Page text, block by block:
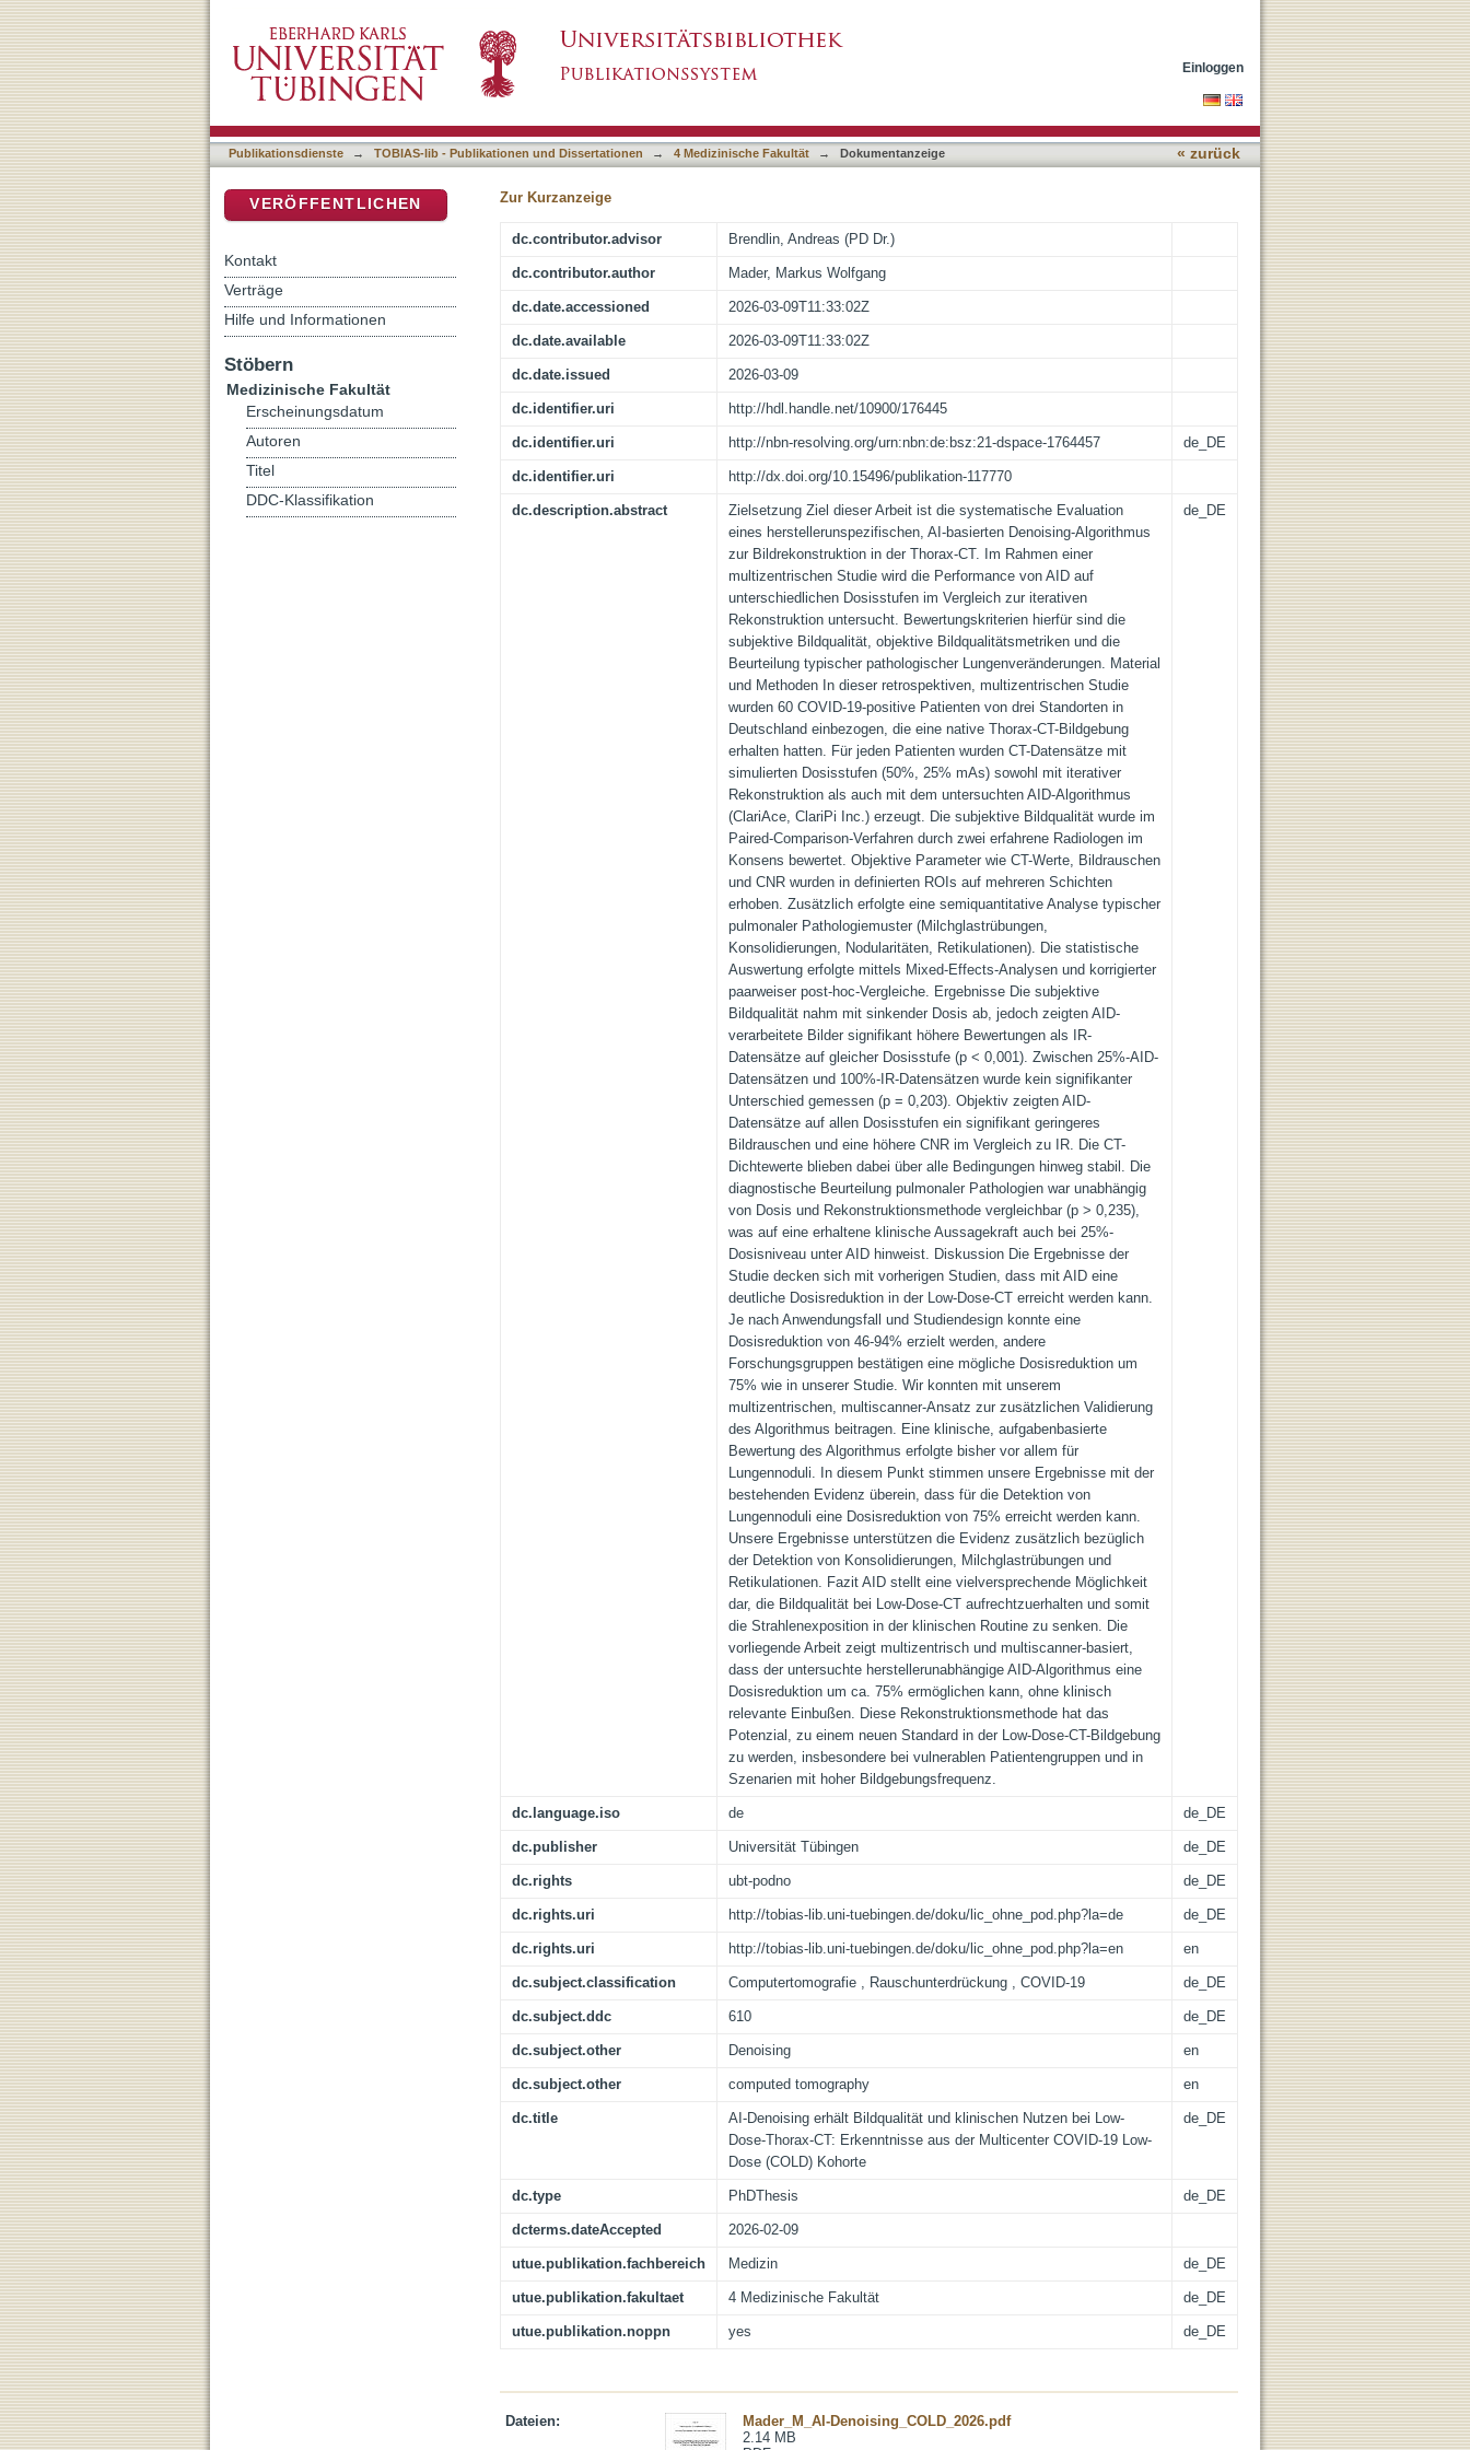
der Multicenter COVID-19 Low-Dose (COLD) Kohorte
Einloggen
Publikationsdienste → TOBIAS-lib - Publikationen und Dissertationen → 4 Medizinische Fakultät → Dokumentanzeige « zurück
Zur Kurzanzeige
dc.contributor.advisor Brendlin, Andreas (PD Dr.)
dc.contributor.author Mader, Markus Wolfgang
dc.date.accessioned 2026-03-09T11:33:02Z
dc.date.available 2026-03-09T11:33:02Z
dc.date.issued 2026-03-09
dc.identifier.uri http://hdl.handle.net/10900/176445
dc.identifier.uri http://nbn-resolving.org/urn:nbn:de:bsz:21-dspace-1764457 de_DE
dc.identifier.uri http://dx.doi.org/10.15496/publikation-117770
dc.description.abstract
Zielsetzung Ziel dieser Arbeit ist die systematische Evaluation
eines herstellerunspezifischen, AI-basierten Denoising-Algorithmus
zur Bildrekonstruktion in der Thorax-CT. Im Rahmen einer
multizentrischen Studie wird die Performance von AID auf
unterschiedlichen Dosisstufen im Vergleich zur iterativen
Rekonstruktion untersucht. Bewertungskriterien hierfür sind die
subjektive Bildqualität, objektive Bildqualitätsmetriken und die
Beurteilung typischer pathologischer Lungenveränderungen. Material
und Methoden In dieser retrospektiven, multizentrischen Studie
wurden 60 COVID-19-positive Patienten von drei Standorten in
Deutschland einbezogen, die eine native Thorax-CT-Bildgebung
erhalten hatten. Für jeden Patienten wurden CT-Datensätze mit
simulierten Dosisstufen (50%, 25% mAs) sowohl mit iterativer
Rekonstruktion als auch mit dem untersuchten AID-Algorithmus
(ClariAce, ClariPi Inc.) erzeugt. Die subjektive Bildqualität wurde im
Paired-Comparison-Verfahren durch zwei erfahrene Radiologen im
Konsens bewertet. Objektive Parameter wie CT-Werte, Bildrauschen
und CNR wurden in definierten ROIs auf mehreren Schichten
erhoben. Zusätzlich erfolgte eine semiquantitative Analyse typischer
pulmonaler Pathologiemuster (Milchglastrübungen,
Konsolidierungen, Nodularitäten, Retikulationen). Die statistische
Auswertung erfolgte mittels Mixed-Effects-Analysen und korrigierter
paarweiser post-hoc-Vergleiche. Ergebnisse Die subjektive
Bildqualität nahm mit sinkender Dosis ab, jedoch zeigten AID-
verarbeitete Bilder signifikant höhere Bewertungen als IR-
Datensätze auf gleicher Dosisstufe (p < 0,001). Zwischen 25%-AID-
Datensätzen und 100%-IR-Datensätzen wurde kein signifikanter
Unterschied gemessen (p = 0,203). Objektiv zeigten AID-
Datensätze auf allen Dosisstufen ein signifikant geringeres
Bildrauschen und eine höhere CNR im Vergleich zu IR. Die CT-
Dichtewerte blieben dabei über alle Bedingungen hinweg stabil. Die
diagnostische Beurteilung pulmonaler Pathologien war unabhängig
von Dosis und Rekonstruktionsmethode vergleichbar (p > 0,235),
was auf eine erhaltene klinische Aussagekraft auch bei 25%-
Dosisniveau unter AID hinweist. Diskussion Die Ergebnisse der
Studie decken sich mit vorherigen Studien, dass mit AID eine
deutliche Dosisreduktion in der Low-Dose-CT erreicht werden kann.
Je nach Anwendungsfall und Studiendesign konnte eine
Dosisreduktion von 46-94% erzielt werden, andere
Forschungsgruppen bestätigen eine mögliche Dosisreduktion um
75% wie in unserer Studie. Wir konnten mit unserem
multizentrischen, multiscanner-Ansatz zur zusätzlichen Validierung
des Algorithmus beitragen. Eine klinische, aufgabenbasierte
Bewertung des Algorithmus erfolgte bisher vor allem für
Lungennoduli. In diesem Punkt stimmen unsere Ergebnisse mit der
bestehenden Evidenz überein, dass für die Detektion von
Lungennoduli eine Dosisreduktion von 75% erreicht werden kann.
Unsere Ergebnisse unterstützen die Evidenz zusätzlich bezüglich
der Detektion von Konsolidierungen, Milchglastrübungen und
Retikulationen. Fazit AID stellt eine vielversprechende Möglichkeit
dar, die Bildqualität bei Low-Dose-CT aufrechtzuerhalten und somit
die Strahlenexposition in der klinischen Routine zu senken. Die
vorliegende Arbeit zeigt multizentrisch und multiscanner-basiert,
dass der untersuchte herstellerunabhängige AID-Algorithmus eine
Dosisreduktion um ca. 75% ermöglichen kann, ohne klinisch
relevante Einbußen. Diese Rekonstruktionsmethode hat das
Potenzial, zu einem neuen Standard in der Low-Dose-CT-Bildgebung
zu werden, insbesondere bei vulnerablen Patientengruppen und in
Szenarien mit hoher Bildgebungsfrequenz.
de_DE
dc.language.iso de de_DE
dc.publisher Universität Tübingen de_DE
dc.rights ubt-podno de_DE
dc.rights.uri http://tobias-lib.uni-tuebingen.de/doku/lic_ohne_pod.php?la=de de_DE
dc.rights.uri http://tobias-lib.uni-tuebingen.de/doku/lic_ohne_pod.php?la=en en
dc.subject.classification Computertomografie , Rauschunterdrückung , COVID-19 de_DE
dc.subject.ddc 610 de_DE
dc.subject.other Denoising en
dc.subject.other computed tomography en
dc.title
AI-Denoising erhält Bildqualität und klinischen Nutzen bei Low-
Dose-Thorax-CT: Erkenntnisse aus der Multicenter COVID-19 Low-
Dose (COLD) Kohorte
de_DE
dc.type PhDThesis de_DE
dcterms.dateAccepted 2026-02-09
utue.publikation.fachbereich Medizin de_DE
utue.publikation.fakultaet 4 Medizinische Fakultät de_DE
utue.publikation.noppn yes de_DE
Dateien:
Mader_M_AI-Denoising_COLD_2026.pdf
2.14 MB
VERÖFFENTLICHEN
Kontakt
Verträge
Hilfe und Informationen
Stöbern
Medizinische Fakultät
Erscheinungsdatum
Autoren
Titel
DDC-Klassifikation